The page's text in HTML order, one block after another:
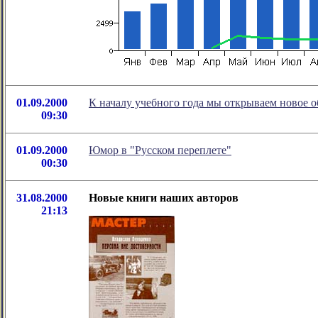
01.09.2000
09:30
К началу учебного года мы открываем новое
01.09.2000
00:30
Юмор в "Русском переплете"
31.08.2000
21:13
Новые книги наших авторов